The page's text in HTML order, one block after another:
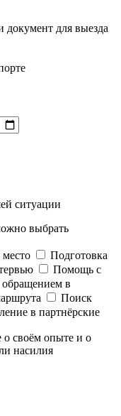
документ для выезда
ситуации
выбрать
место
Подготовка
Помощь с
в
Поиск
в партнёрские
о своём опыте и о
насилия